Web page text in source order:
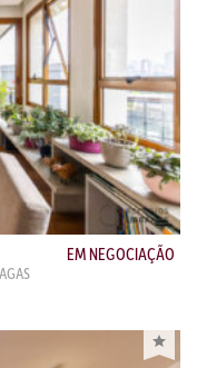
EM NEGOCIAÇÃO